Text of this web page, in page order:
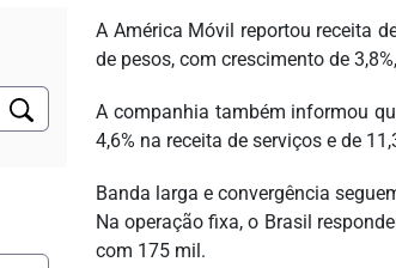
A América Móvil reportou receita
de pesos, com crescimento de
A companhia também informou
4,6% na receita de serviços e de
Banda larga e convergência
Na operação fixa, o Brasil
com 175 mil.